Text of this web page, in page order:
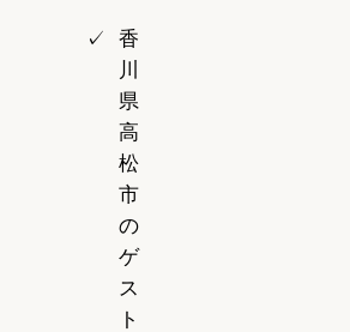
香
川
県
高
松
市
の
ゲ
ス
ト